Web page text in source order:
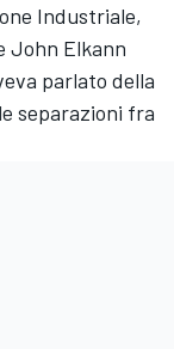
Industriale,
John Elkann
parlato della
separazioni fra